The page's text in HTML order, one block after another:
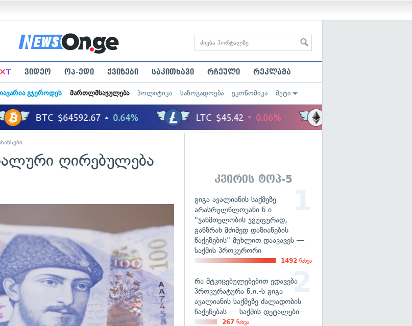
T ვიდეო ოპ-ედი ქვიზები საკითხავი რჩეული რეკლამა
გჯეროდეს მართლმსაჯულება პოლიტიკა საზოგადოება ეკონომიკა მეტი
ღირებულება
კვირის ტოპ-5
გიგა ავალიანის საქმეზე
არასრულწლოვანი ნ.ი.
"ჯანმთელობის ჯგუფურად,
განზრახ მძიმედ დაზიანების
წაქეზების" მუხლით დააკავეს —
საქმის პროკურორი
1492 ნახვა
რა მტკიცებულებებით ედავება
პროკურატურა ნ.ი.-ს გიგა
ავალიანის საქმეზე ძალადობის
წაქეზებას — საქმის დეტალები
267 ნახვა